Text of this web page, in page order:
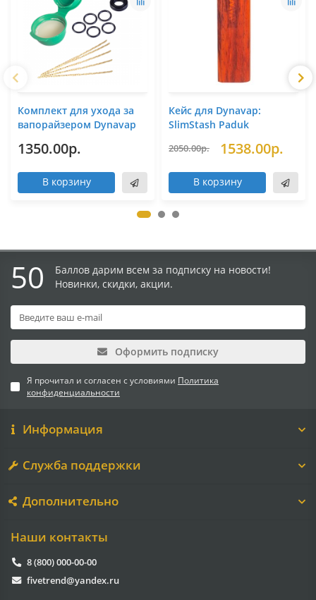
Комплект для ухода за
вапорайзером Dynavap
1350.00р.
В корзину
Кейс для Dynavap:
SlimStash Paduk
2050.00р. 1538.00р.
В корзину
50
Баллов дарим всем за подписку на новости!
Новинки, скидки, акции.
Оформить подписку
Я прочитал и согласен с условиями Политика
конфиденциальности
Информация
Служба поддержки
Дополнительно
Наши контакты
8 (800) 000-00-00
fivetrend@yandex.ru